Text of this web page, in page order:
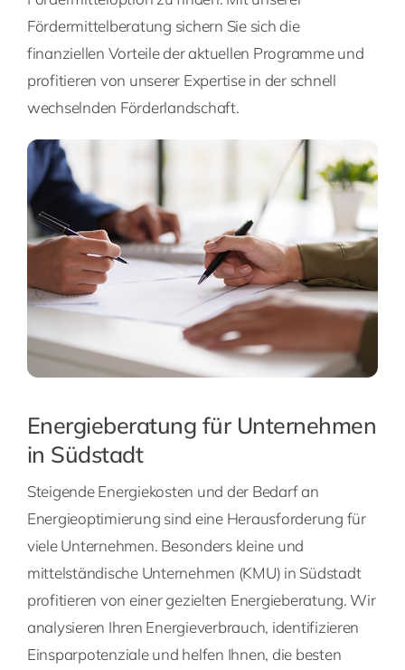
Fördermittelberatung sichern Sie sich die
finanziellen Vorteile der aktuellen Programme und
profitieren von unserer Expertise in der schnell
wechselnden Förderlandschaft.
Energieberatung für Unternehmen
in Südstadt
Steigende Energiekosten und der Bedarf an
Energieoptimierung sind eine Herausforderung für
viele Unternehmen. Besonders kleine und
mittelständische Unternehmen (KMU) in Südstadt
profitieren von einer gezielten Energieberatung. Wir
analysieren Ihren Energieverbrauch, identifizieren
Einsparpotenziale und helfen Ihnen, die besten